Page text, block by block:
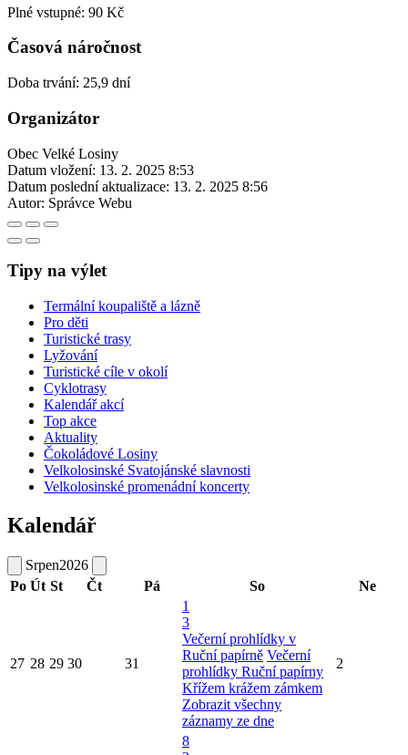
Plné vstupné: 90 Kč
Časová náročnost
Doba trvání: 25,9 dní
Organizátor
Obec Velké Losiny
Datum vložení: 13. 2. 2025 8:53
Datum poslední aktualizace: 13. 2. 2025 8:56
Autor: Správce Webu
Tipy na výlet
Termální koupaliště a lázně
Pro děti
Turistické trasy
Lyžování
Turistické cíle v okolí
Cyklotrasy
Kalendář akcí
Top akce
Aktuality
Čokoládové Losiny
Velkolosinské Svatojánské slavnosti
Velkolosinské promenádní koncerty
Kalendář
Srpen2026
Po Út St Čt Pá So Ne
27 28 29 30 31
1
3
Večerní prohlídky v
Ruční papírně Večerní
prohlídky Ruční papírny
Křížem krážem zámkem
Zobrazit všechny
záznamy ze dne
2
8